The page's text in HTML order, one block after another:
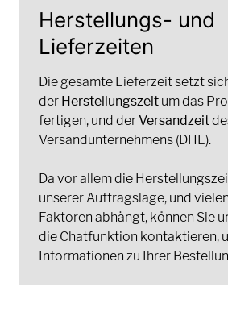
Herstellungs- und
Lieferzeiten
Die gesamte Lieferzeit setzt
der Herstellungszeit um das
fertigen, und derVersandzeit
Versandunternehmens (DHL).
Da vor allem die
unserer Auftragslage, und
Faktoren abhängt, können Sie
die Chatfunktion kontaktieren,
Informationen zu Ihrer